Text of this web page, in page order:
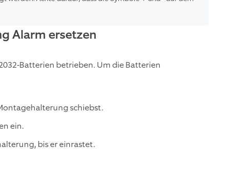
Alarm ersetzen
Batterien betrieben. Um die Batterien
schiebst.
ein.
bis er einrastet.